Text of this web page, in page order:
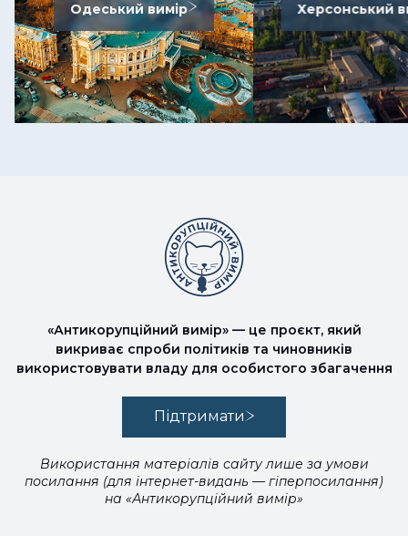
Одеський вимір Херсонський
«Антикорупційний вимір» — це проєкт, який
викриває спроби політиків та чиновників
використовувати владу для особистого збагачення
Підтримати
Використання матеріалів сайту лише за умови
посилання (для інтернет-видань — гіперпосилання)
на «Антикорупційний вимір»